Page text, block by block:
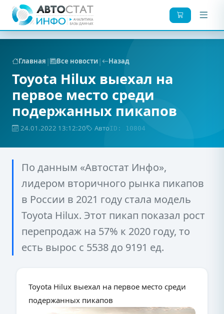
Главная | Все новости| Назад
Toyota Hilux выехал на
первое место среди
подержанных пикапов
24.01.2022 13:12:20 АвтоID: 10804
По данным «Автостат Инфо»,
лидером вторичного рынка пикапов
в России в 2021 году стала модель
Toyota Hilux. Этот пикап показал рост
перепродаж на 57% к 2020 году, то
есть вырос с 5538 до 9191 ед.
Toyota Hilux выехал на первое место среди
подержанных пикапов